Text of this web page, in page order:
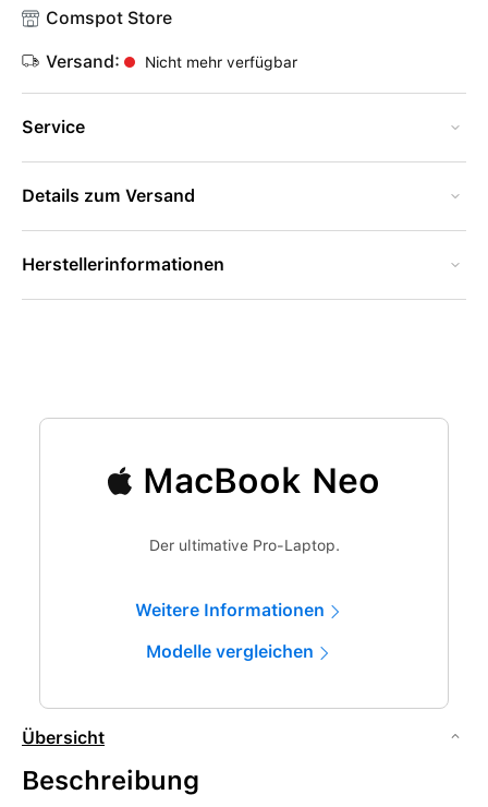
Comspot Store
Versand: Nicht mehr verfügbar
Service
Details zum Versand
Herstellerinformationen
MacBook Neo
Der ultimative Pro-Laptop.
Weitere Informationen
Modelle vergleichen
Übersicht
Beschreibung